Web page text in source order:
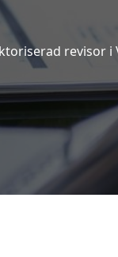
revisor